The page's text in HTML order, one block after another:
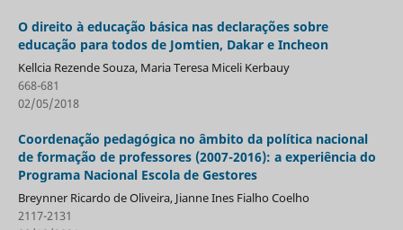
O direito à educação básica nas declarações sobre
educação para todos de Jomtien, Dakar e Incheon
Kellcia Rezende Souza, Maria Teresa Miceli Kerbauy
668-681
02/05/2018
Coordenação pedagógica no âmbito da política nacional
de formação de professores (2007-2016): a experiência do
Programa Nacional Escola de Gestores
Breynner Ricardo de Oliveira, Jianne Ines Fialho Coelho
2117-2131